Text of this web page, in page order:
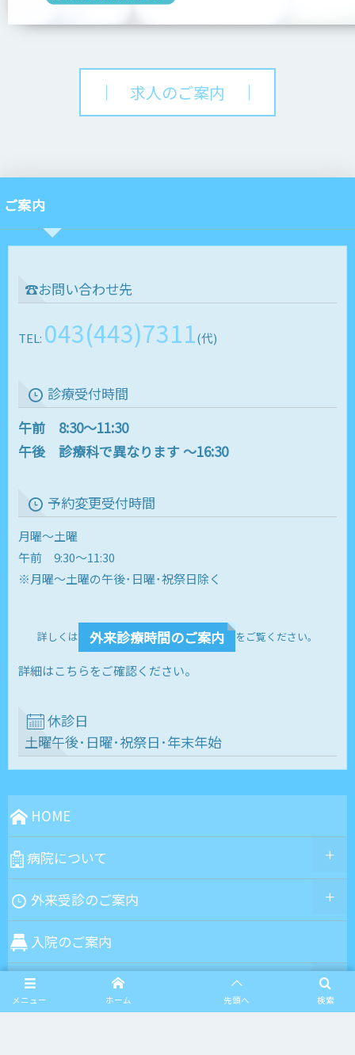
｜ 求人のご案内 ｜
ご案内
☎お問い合わせ先
TEL: 043(443)7311(代)
診療受付時間
午前 8:30～11:30
午後 診療科で異なります ～16:30
予約変更受付時間
月曜～土曜
午前 9:30～11:30
※月曜～土曜の午後･日曜･祝祭日除く
詳しくは 外来診療時間のご案内 をご覧ください。
詳細はこちらをご確認ください。
休診日
土曜午後･日曜･祝祭日･年末年始
HOME
病院について
外来受診のご案内
入院のご案内
部門のご案内
メニュー 検索
ホーム 先頭へ